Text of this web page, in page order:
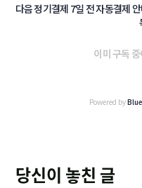
다음 정기결제 7일 전 자동결제
이미 구독
Powered by
당신이 놓친 글